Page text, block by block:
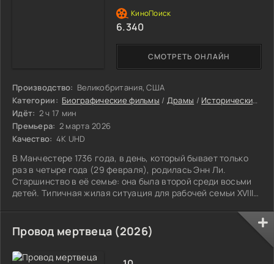
Производство: Великобритания, США
Категории: Биографические фильмы / Драмы / Исторические фильмы
Идёт: 2 ч 17 мин
Премьера: 2 марта 2026
Качество: 4K UHD
В Манчестере 1736 года, в день, который бывает только
раз в четыре года (29 февраля), родилась Энн Ли.
Старшинство в её семье: она была второй среди восьми
детей. Типичная жилая ситуация для рабочей семьи XVIII
СМОТРЕТЬ ОНЛАЙН
6.340
Провод мертвеца (2026)